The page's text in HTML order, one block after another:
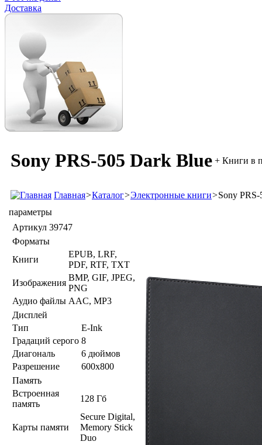
Доставка
Sony PRS-505 Dark Blue + Книги в
Главная>Каталог>Электронные книги>Sony
параметры
Артикул 39747
Форматы
Книги
EPUB, LRF,
PDF, RTF, TXT
Изображения
BMP, GIF, JPEG,
PNG
Аудио файлы AAC, MP3
Дисплей
Тип
E-Ink
Градаций серого 8
Диагональ
6 дюймов
Разрешение
600x800
Память
Встроенная
память
128 Гб
Карты памяти
Secure Digital,
Memory Stick
Duo